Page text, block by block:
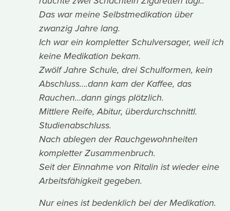
Das war meine Selbstmedikation über
zwanzig Jahre lang.
Ich war ein kompletter Schulversager, weil ich
keine Medikation bekam.
Zwölf Jahre Schule, drei Schulformen, kein
Abschluss….dann kam der Kaffee, das
Rauchen…dann gings plötzlich.
Mittlere Reife, Abitur, überdurchschnittl.
Studienabschluss.
Nach ablegen der Rauchgewohnheiten
kompletter Zusammenbruch.
Seit der Einnahme von Ritalin ist wieder eine
Arbeitsfähigkeit gegeben.
Nur eines ist bedenklich bei der Medikation.